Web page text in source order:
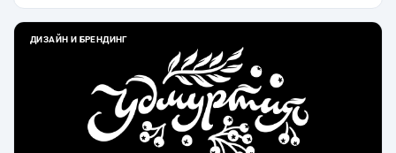
ДИЗАЙН И БРЕНДИНГ